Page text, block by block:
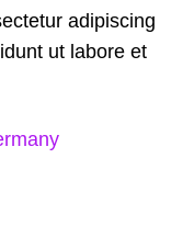
adipiscing
ut labore et